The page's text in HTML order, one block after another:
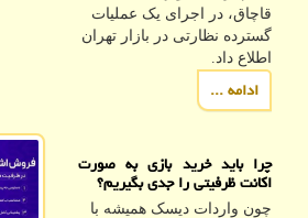
قاچاق، در اجرای یک عملیات
گسترده نظارتی در بازار تهران
اطلاع داد.
ادامه ...
چرا باید خرید بازی به صورت
اکانت ظرفیتی را جدی بگیریم؟
چون واردات دیسک همیشه با